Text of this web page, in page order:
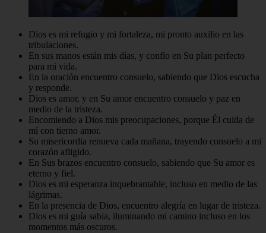
Dios es mi refugio y mi fortaleza, mi pronto auxilio en las
tribulaciones.
En sus manos están mis días, y confío en Su plan perfecto
para mi vida.
En la oración encuentro consuelo, sabiendo que Dios escucha
y responde.
Dios es amor, y en Su amor encuentro consuelo y paz en
medio de la tristeza.
Encomiendo a Dios mis preocupaciones, porque Él cuida de
mí con tierno amor.
Su misericordia renueva cada mañana, trayendo consuelo a mi
corazón afligido.
En Sus brazos encuentro consuelo, sabiendo que Su amor es
eterno y fiel.
Dios es mi esperanza inquebrantable, incluso en medio de las
lágrimas.
En la presencia de Dios, encuentro alegría en lugar de tristeza.
Dios es mi guía sabia, iluminando mi camino incluso en los
momentos más oscuros.